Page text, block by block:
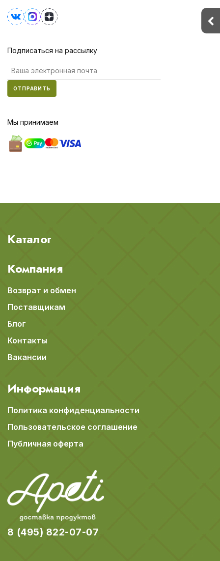
Подписаться на рассылку
ОТПРАВИТЬ
Мы принимаем
Каталог
Компания
Возврат и обмен
Поставщикам
Блог
Контакты
Вакансии
Информация
Политика конфиденциальности
Пользовательское соглашение
Публичная оферта
8 (495) 822-07-07